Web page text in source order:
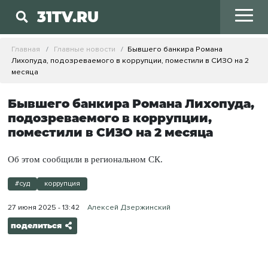
31TV.RU
Главная Главные новости
Бывшего банкира Романа
Лихопуда, подозреваемого в коррупции, поместили в СИЗО на 2
месяца
Бывшего банкира Романа Лихопуда,
подозреваемого в коррупции,
поместили в СИЗО на 2 месяца
Об этом сообщили в региональном СК.
#суд коррупция
27 июня 2025 - 13:42 Алексей Дзержинский
поделиться